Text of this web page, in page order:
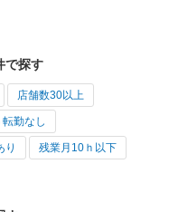
で探す
店舗数30以上
勤なし
り 残業月10ｈ以下